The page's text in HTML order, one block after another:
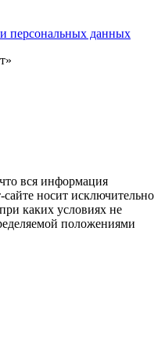
персональных данных
вся информация
носит исключительно
каких условиях не
положениями